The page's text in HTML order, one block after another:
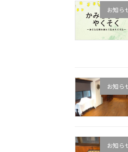
お知ら
お知ら
お知ら